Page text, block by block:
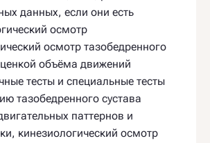
данных, если они есть
осмотр
осмотр тазобедренного
объёма движений
тесты и специальные тесты
тазобедренного сустава
паттернов и
кинезиологический осмотр